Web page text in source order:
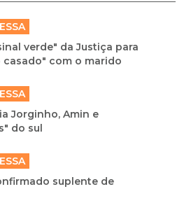
verde" da Justiça para
casado" com o marido
Jorginho, Amin e
do sul
suplente de